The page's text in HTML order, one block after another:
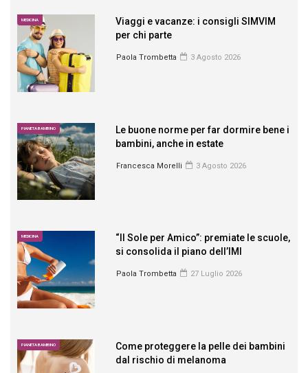
MEDICINA
Viaggi e vacanze: i consigli SIMVIM
per chi parte
Paola Trombetta 3 Agosto 2026
PIANETA BAMBINO
Le buone norme per far dormire bene i
bambini, anche in estate
Francesca Morelli 3 Agosto 2026
MEDICINA
“Il Sole per Amico”: premiate le scuole,
si consolida il piano dell’IMI
Paola Trombetta 27 Luglio 2026
PIANETA BAMBINO
Come proteggere la pelle dei bambini
dal rischio di melanoma